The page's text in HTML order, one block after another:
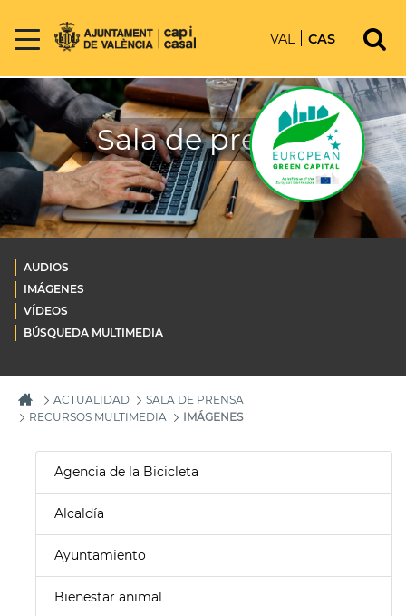
VAL CAS
Sala de prensa
AUDIOS
IMÁGENES
VÍDEOS
BÚSQUEDA MULTIMEDIA
ACTUALIDAD
SALA DE PRENSA
RECURSOS MULTIMEDIA
IMÁGENES
Agencia de la Bicicleta
Alcaldía
Ayuntamiento
Bienestar animal